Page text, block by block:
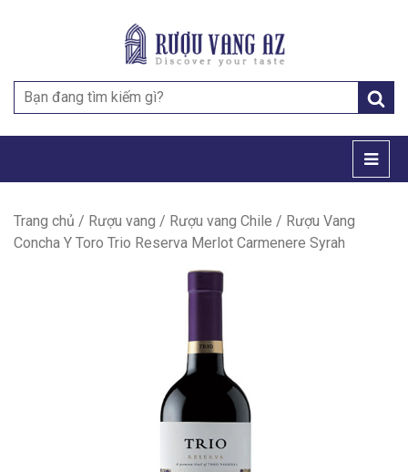
Search
for:
Trang chủ / Rượu vang / Rượu vang Chile / Rượu Vang
Concha Y Toro Trio Reserva Merlot Carmenere Syrah